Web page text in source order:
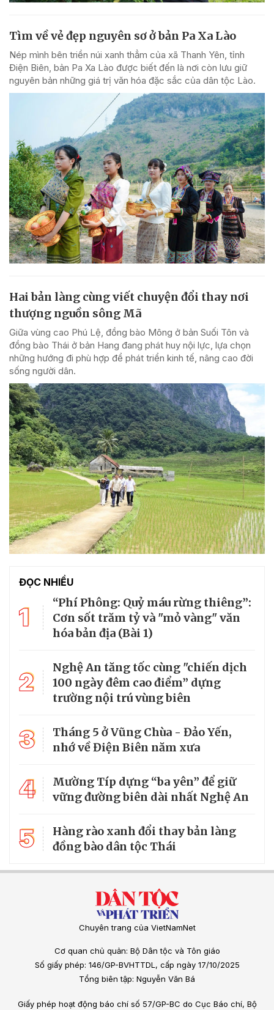
Tìm về vẻ đẹp nguyên sơ ở bản Pa Xa Lào
Nép mình bên triền núi xanh thẳm của xã Thanh Yên, tỉnh
Điện Biên, bản Pa Xa Lào được biết đến là nơi còn lưu giữ
nguyên bản những giá trị văn hóa đặc sắc của dân tộc Lào.
Hai bản làng cùng viết chuyện đổi thay nơi
thượng nguồn sông Mã
Giữa vùng cao Phú Lệ, đồng bào Mông ở bản Suối Tôn và
đồng bào Thái ở bản Hang đang phát huy nội lực, lựa chọn
những hướng đi phù hợp để phát triển kinh tế, nâng cao đời
sống người dân.
ĐỌC NHIỀU
1
“Phí Phông: Quỷ máu rừng thiêng”:
Cơn sốt trăm tỷ và "mỏ vàng" văn
hóa bản địa (Bài 1)
2
Nghệ An tăng tốc cùng "chiến dịch
100 ngày đêm cao điểm” dựng
trường nội trú vùng biên
3
Tháng 5 ở Vũng Chùa - Đảo Yến,
nhớ về Điện Biên năm xưa
4
Mường Típ dựng “ba yên” để giữ
vững đường biên dài nhất Nghệ An
5
Hàng rào xanh đổi thay bản làng
đồng bào dân tộc Thái
Chuyên trang của VietNamNet
Cơ quan chủ quản: Bộ Dân tộc và Tôn giáo
Số giấy phép: 146/GP-BVHTTDL, cấp ngày 17/10/2025
Tổng biên tập: Nguyễn Văn Bá
Giấy phép hoạt động báo chí số 57/GP-BC do Cục Báo chí, Bộ